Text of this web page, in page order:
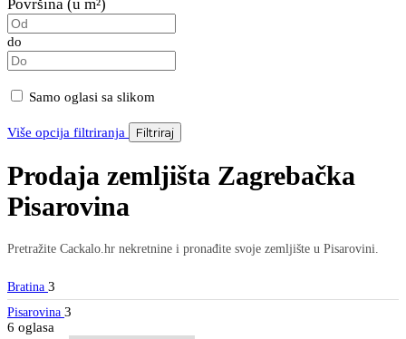
Površina (u m²)
do
Samo oglasi sa slikom
Više opcija filtriranja Filtriraj
Prodaja zemljišta Zagrebačka
Pisarovina
Pretražite Cackalo.hr nekretnine i pronađite svoje zemljište u Pisarovini.
Bratina 3
Pisarovina 3
6 oglasa